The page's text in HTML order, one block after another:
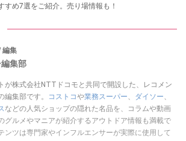
すめ7選をご紹介。売り場情報も！
編集
集部
が株式会社NTTドコモと共同で開設した、レコメン
編集部です。
コストコや業務スーパー、 ダイソー、
などの人気ショップの隠れた名品を、コラムや動画
グルメやマニアが紹介するアウトドア情報も満載で
ンツは専門家やインフルエンサーが実際に使用して